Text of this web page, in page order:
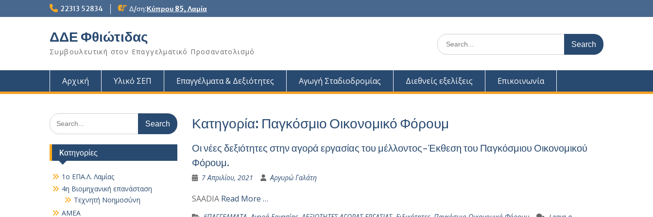
to
22313 52834 Δ/ση:Κύπρου 85, Λαμία
ΔΔΕ Φθιώτιδας
Συμβουλευτική στον Επαγγελματικό Προσανατολισμό
Search
for:
Αρχική Υλικό ΣΕΠ Επαγγέλματα & Δεξιότητες Αγωγή Σταδιοδρομίας Διεθνείς εξελίξεις Επικοινωνία
Κατηγορία: Παγκόσμιο Οικονομικό Φόρουμ
Οι νέες δεξιότητες στην αγορά εργασίας του μέλλοντος-Έκθεση του Παγκόσμιου Οικονομικού
Φόρουμ.
7 Απριλίου, 2021 Αργυρώ Γαλάτη
SAADIA Read More …
Search
for:
Kατηγορίες
1ο ΕΠΑ.Λ. Λαμίας
4η Βιομηχανική επανάσταση
Τεχνητή Νοημοσύνη
AMEA